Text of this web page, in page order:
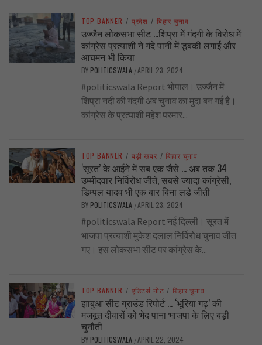
TOP BANNER / प्रदेश / बिहार चुनाव
उज्जैन लोकसभा सीट …शिप्रा में गंदगी के विरोध में
कांग्रेस प्रत्याशी ने गंदे पानी में डूबकी लगाई और
आचमन भी किया
BY POLITICSWALA /APRIL 23, 2024
#politicswala Report भोपाल। उज्जैन में
शिप्रा नदी की गंदगी अब चुनाव का मुदा बन गई है।
कांग्रेस के प्रत्याशी महेश परमार...
TOP BANNER / बड़ी खबर / बिहार चुनाव
‘सूरत’ के आईने में सब एक जैसे … अब तक 34
उम्मीदवार निर्विरोध जीते, सबसे ज्यादा कांग्रेसी,
डिम्पल यादव भी एक बार बिना लडे जीती
BY POLITICSWALA /APRIL 23, 2024
#politicswala Report नई दिल्ली। सूरत में
भाजपा प्रत्याशी मुकेश दलाल निर्विरोध चुनाव जीत
गए। इस लोकसभा सीट पर कांग्रेस के...
TOP BANNER / एडिटर्स नोट / बिहार चुनाव
झाबुआ सीट ग्राउंड रिपोर्ट … ‘भूरिया गढ़’ की
मजबूत दीवारों को भेद पाना भाजपा के लिए बड़ी
चुनौती
BY POLITICSWALA /APRIL 22, 2024